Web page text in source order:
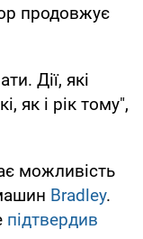
продовжує
Дії, які
як і рік тому",
можливість
Bradley.
підтвердив